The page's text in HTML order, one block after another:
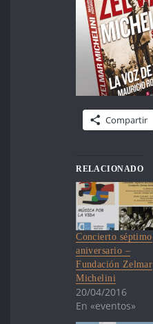
Compartir
RELACIONADO
Concierto séptimo
aniversario –
Fundación Zelmar
Michelini
20/04/2016
En «eventos»